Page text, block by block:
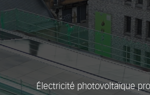
Électricité photovoltaïque